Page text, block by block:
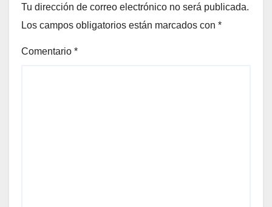
Tu dirección de correo electrónico no será publicada.
Los campos obligatorios están marcados con *
Comentario *